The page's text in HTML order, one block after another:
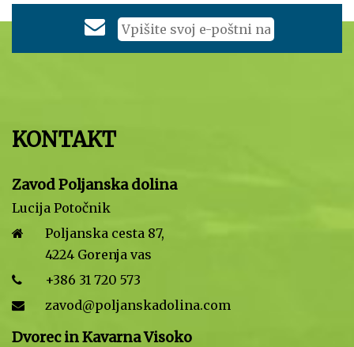
KONTAKT
Zavod Poljanska dolina
Lucija Potočnik
Poljanska cesta 87,
4224 Gorenja vas
+386 31 720 573
zavod@poljanskadolina.com
Dvorec in Kavarna Visoko